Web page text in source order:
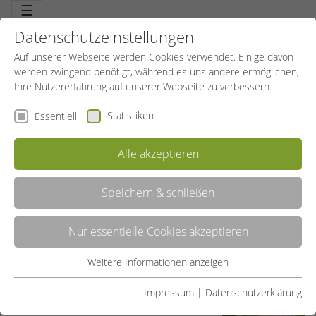
☰
UNSER TEAM VOR ORT
OLAF WITTKAMP
Pädagogischer Leiter
05707 900 98 42
05707 900 98 49
Datenschutzeinstellungen
Auf unserer Webseite werden Cookies verwendet. Einige davon
werden zwingend benötigt, während es uns andere ermöglichen,
Ihre Nutzererfahrung auf unserer Webseite zu verbessern.
Essentiell Statistiken
Alle akzeptieren
Speichern & schließen
Nur essentielle Cookies akzeptieren
Essentielle Cookies werden für grundlegende Funktionen der
Weitere Informationen anzeigen
Impressum | Datenschutzerklärung